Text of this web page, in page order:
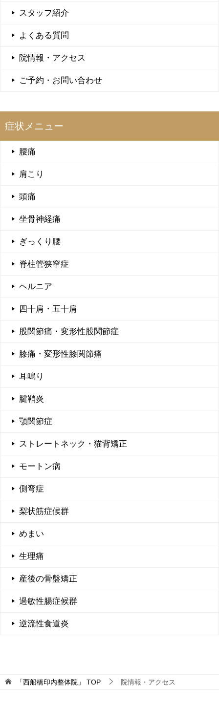
スタッフ紹介
よくある質問
院情報・アクセス
ご予約・お問い合わせ
症状メニュー
腰痛
肩こり
頭痛
坐骨神経痛
ぎっくり腰
脊柱管狭窄症
ヘルニア
四十肩・五十肩
股関節痛・変形性股関節症
膝痛・変形性膝関節痛
耳鳴り
腱鞘炎
顎関節症
ストレートネック・猫背矯正
モートン病
側弯症
梨状筋症候群
めまい
生理痛
産後の骨盤矯正
過敏性腸症候群
逆流性食道炎
「西船橋印内整体院」 TOP 院情報・アクセス